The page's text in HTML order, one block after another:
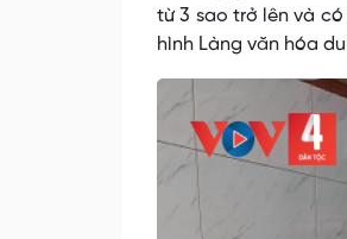
từ 3 sao trở lên và
hình Làng văn hóa